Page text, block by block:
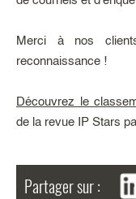
Merci à nos
reconnaissance !
Découvrez le
de la revue IP Stars
Partager sur :